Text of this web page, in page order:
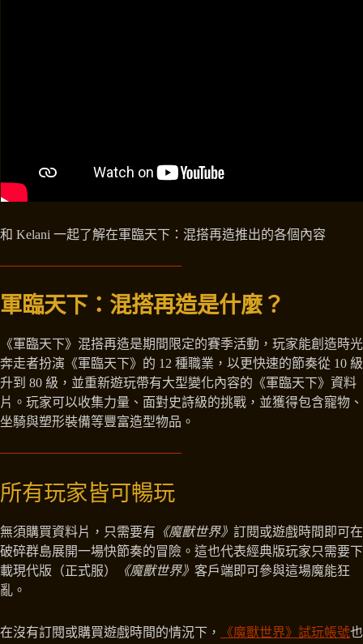
和 Kelani 一起了解在軍臨天下：混搭再造推出的各個內容
軍臨天下：混搭再造是什麼？
《軍臨天下》混搭再造是期間限定的賽季活動，玩家能創造時光
奔走者扮演《軍臨天下》的 12 種職業，以更快速的節奏從 10 級
升到 80 級，並重新遊玩帶有大型變化內容的《軍臨天下》資料
片。玩家可以收集力量、面對史詩級的挑戰，並獲得包含寵物、
坐騎與塑形裝備等豐富造型物品。
所有玩家皆可暢玩
無須購買資料片，只需要有 《魔獸世界》 訂閱或遊戲時間即可在
破碎群島展開一場快節奏的冒險。這也代表經典版玩家只需要下
載現代版（正式服）
《魔獸世界》 客戶端即可參與這場魔能狂
亂。
在沒有訂閱或購買遊戲時間的情況下， 《魔獸世界》試玩帳號也